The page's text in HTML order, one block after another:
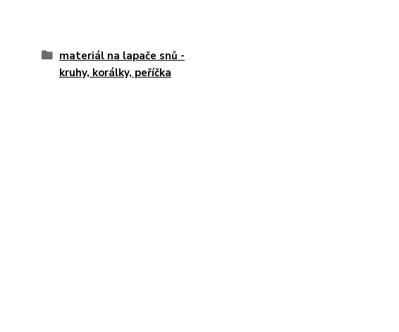
materiál na lapače snů -
kruhy, korálky, peříčka